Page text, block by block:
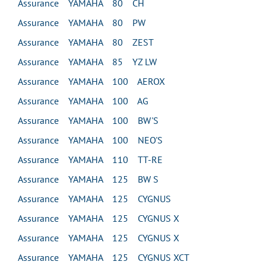
Assurance YAMAHA 80 CH
Assurance YAMAHA 80 PW
Assurance YAMAHA 80 ZEST
Assurance YAMAHA 85 YZ LW
Assurance YAMAHA 100 AEROX
Assurance YAMAHA 100 AG
Assurance YAMAHA 100 BW'S
Assurance YAMAHA 100 NEO'S
Assurance YAMAHA 110 TT-RE
Assurance YAMAHA 125 BW S
Assurance YAMAHA 125 CYGNUS
Assurance YAMAHA 125 CYGNUS X
Assurance YAMAHA 125 CYGNUS X
Assurance YAMAHA 125 CYGNUS XCT